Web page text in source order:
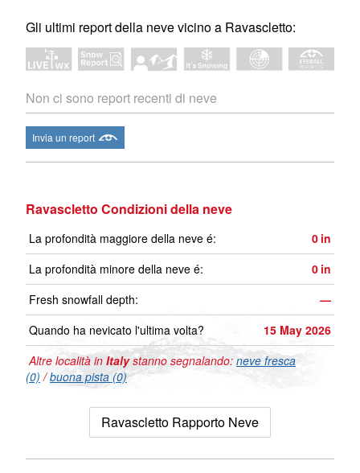
Gli ultimi report della neve vicino a Ravascletto:
Non ci sono report recenti di neve
Invia un report
Ravascletto Condizioni della neve
La profondità maggiore della neve é: 0 in
La profondità minore della neve é:
0 in
Fresh snowfall depth:
—
Quando ha nevicato l'ultima volta?
15 May 2026
Altre località in Italystanno segnalando: neve fresca
(0) /buona pista (0)
Ravascletto Rapporto Neve